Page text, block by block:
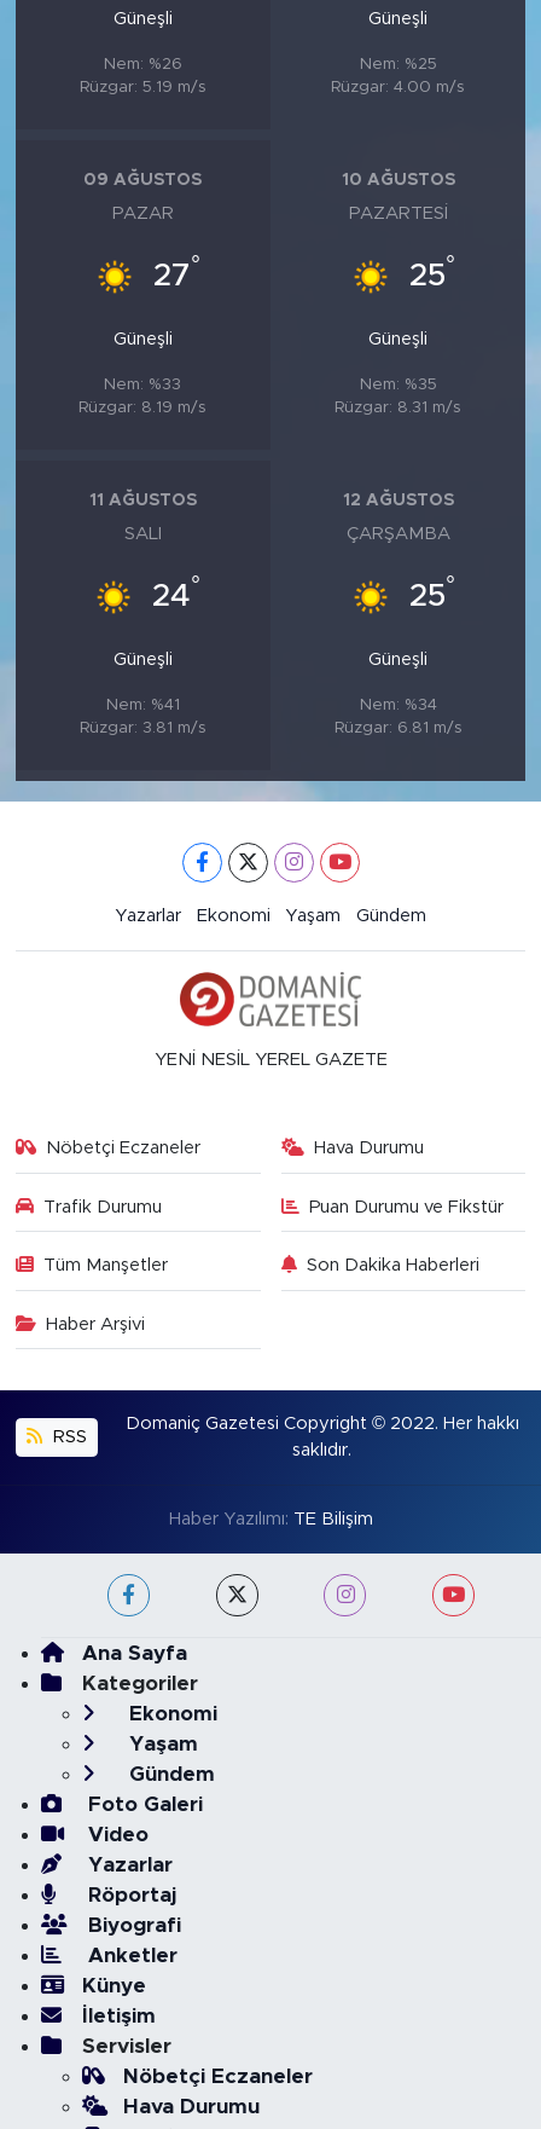
Güneşli
Nem: %26
Rüzgar: 5.19 m/s
Güneşli
Nem: %25
Rüzgar: 4.00 m/s
09 AĞUSTOS
PAZAR
27°
Güneşli
Nem: %33
Rüzgar: 8.19 m/s
10 AĞUSTOS
PAZARTESI
25°
Güneşli
Nem: %35
Rüzgar: 8.31 m/s
11 AĞUSTOS
SALI
24°
Güneşli
Nem: %41
Rüzgar: 3.81 m/s
12 AĞUSTOS
ÇARŞAMBA
25°
Güneşli
Nem: %34
Rüzgar: 6.81 m/s
Yazarlar Ekonomi Yaşam Gündem
YENİ NESİL YEREL GAZETE
Nöbetçi Eczaneler Hava Durumu
Trafik Durumu Puan Durumu ve Fikstür
Tüm Manşetler Son Dakika Haberleri
Haber Arşivi
RSS
Domaniç Gazetesi Copyright © 2022. Her hakkı
saklıdır.
Haber Yazılımı: TE Bilişim
Ana Sayfa
Kategoriler
Ekonomi
Yaşam
Gündem
Foto Galeri
Video
Yazarlar
Röportaj
Biyografi
Anketler
Künye
İletişim
Servisler
Nöbetçi Eczaneler
Hava Durumu